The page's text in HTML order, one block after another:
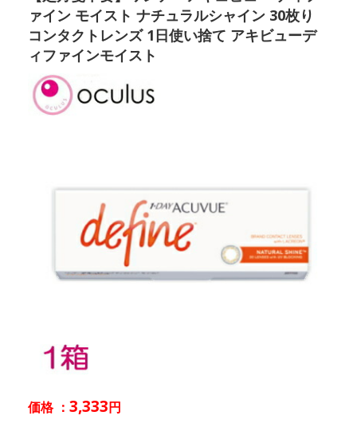
ァイン モイスト ナチュラルシャイン 30枚り
コンタクトレンズ 1日使い捨て アキビューデ
ィファインモイスト
価格 ： 3,333円